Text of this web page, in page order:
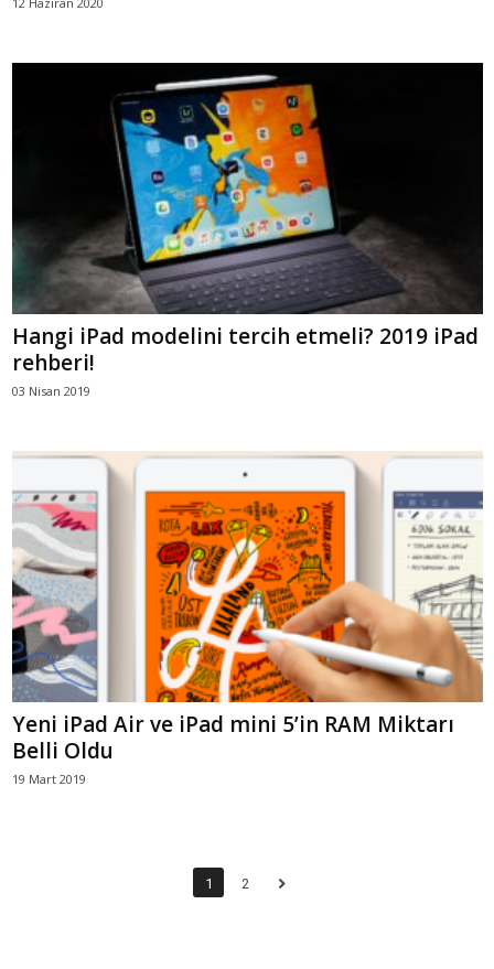
Hangi iPad modelini tercih etmeli? 2019 iPad
rehberi!
03 Nisan 2019
Yeni iPad Air ve iPad mini 5’in RAM Miktarı
Belli Oldu
19 Mart 2019
1 2